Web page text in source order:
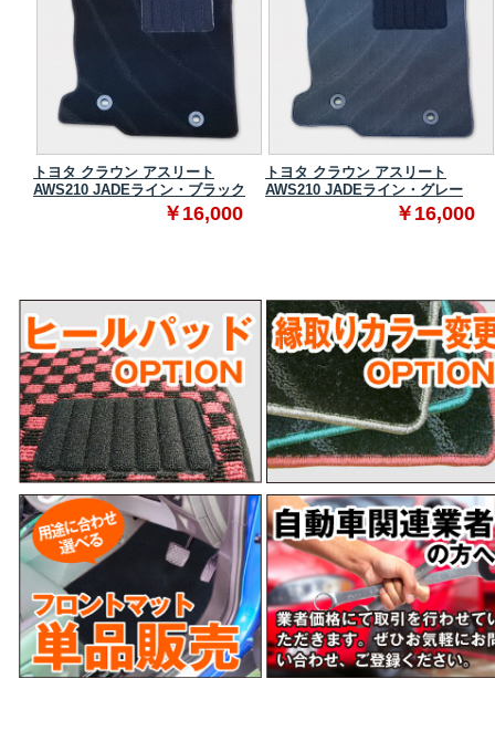
トヨタ クラウン アスリート
AWS210 JADEライン・ブラック
￥16,000
トヨタ クラウン アスリート
AWS210 JADEライン・グレー
￥16,000